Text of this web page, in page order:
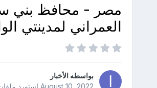
مصر - محافظ بني
العمراني لمدينتي
بواسطه الأخبار
August 10, 2022استورد